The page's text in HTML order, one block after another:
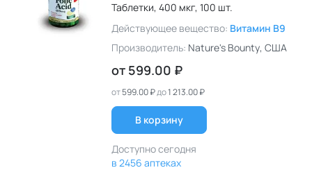
Таблетки, 400 мкг, 100 шт.
Действующее вещество: Витамин B9
Производитель: Nature's Bounty, США
от 599.00 ₽
от599.00 ₽до1 213.00 ₽
В корзину
Доступно сегодня
в 2456 аптеках